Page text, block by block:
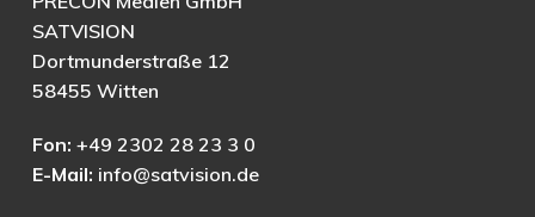
SATVISION
Dortmunderstraße 12
58455 Witten
Fon: +49 2302 28 23 3 0
E-Mail: info@satvision.de